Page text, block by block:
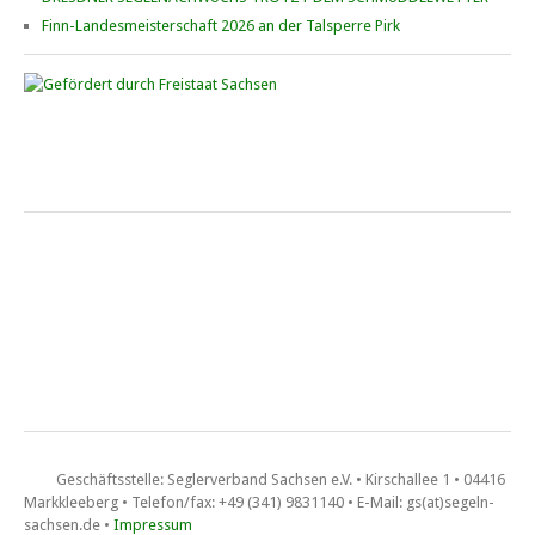
Finn-Landesmeisterschaft 2026 an der Talsperre Pirk
Geschäftsstelle: Seglerverband Sachsen e.V. • Kirschallee 1 • 04416
Markkleeberg • Telefon/fax: +49 (341) 9831140 • E-Mail: gs(at)segeln-
sachsen.de • Impressum